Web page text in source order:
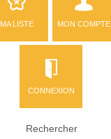
MA LISTE MON COMPTE
CONNEXION